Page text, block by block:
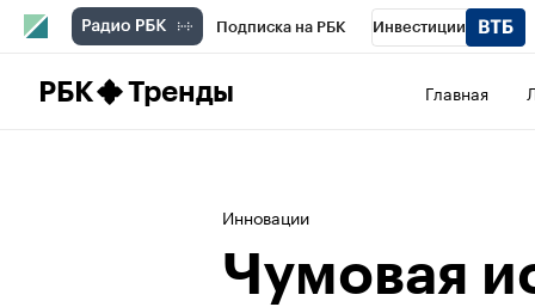
Подписка на РБК Инвестиции
РБК Тренды Главная
Инновации
Чумовая